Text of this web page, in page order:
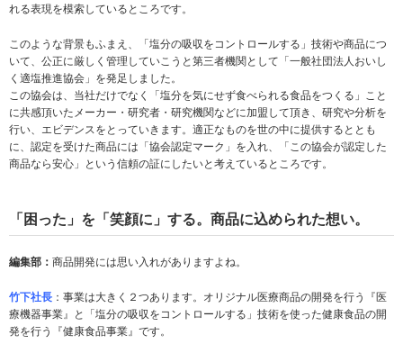
れる表現を模索しているところです。
このような背景もふまえ、「塩分の吸収をコントロールする」技術や商品につ
いて、公正に厳しく管理していこうと第三者機関として「一般社団法人おいし
く適塩推進協会」を発足しました。
この協会は、当社だけでなく「塩分を気にせず食べられる食品をつくる」こと
に共感頂いたメーカー・研究者・研究機関などに加盟して頂き、研究や分析を
行い、エビデンスをとっていきます。適正なものを世の中に提供するととも
に、認定を受けた商品には「協会認定マーク」を入れ、「この協会が認定した
商品なら安心」という信頼の証にしたいと考えているところです。
「困った」を「笑顔に」する。商品に込められた想い。
編集部： 商品開発には思い入れがありますよね。
竹下社長 ：事業は大きく２つあります。オリジナル医療商品の開発を行う『医
療機器事業』と「塩分の吸収をコントロールする」技術を使った健康食品の開
発を行う『健康食品事業』です。